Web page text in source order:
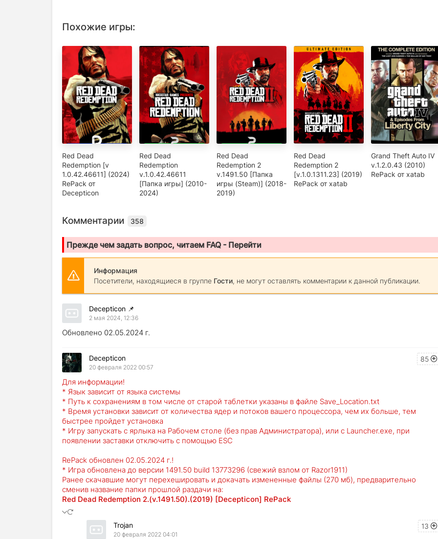
Похожие игры:
Red Dead
Redemption [v
1.0.42.46611] (2024)
RePack от
Decepticon
Red Dead
Redemption
v.1.0.42.46611
[Папка игры] (2010-
2024)
Red Dead
Redemption 2
v.1491.50 [Папка
игры (Steam)] (2018-
2019)
Red Dead
Redemption 2
[v.1.0.1311.23] (2019)
RePack от xatab
Grand Theft Auto IV
v.1.2.0.43 (2010)
RePack от xatab
Комментарии 358
Прежде чем задать вопрос, читаем FAQ - Перейти
Информация
Посетители, находящиеся в группе Гости, не могут оставлять комментарии к данной публикации.
Decepticon 📌
2 мая 2024, 12:36
Обновлено 02.05.2024 г.
85
Decepticon
20 февраля 2022 00:57
Для информации!
* Язык зависит от языка системы
* Путь к сохранениям в том числе от старой таблетки указаны в файле Save_Location.txt
* Время установки зависит от количества ядер и потоков вашего процессора, чем их больше, тем
быстрее пройдет установка
* Игру запускать с ярлыка на Рабочем столе (без прав Администратора), или с Launcher.exe, при
появлении заставки отключить с помощью ESC
RePack обновлен 02.05.2024 г.!
* Игра обновлена до версии 1491.50 build 13773296 (свежий взлом от Razor1911)
Ранее скачавшие могут перехешировать и докачать измененные файлы (270 мб), предварительно
сменив название папки прошлой раздачи на:
Red Dead Redemption 2.(v.1491.50).(2019) [Decepticon] RePack
13
Trojan
20 февраля 2022 04:01